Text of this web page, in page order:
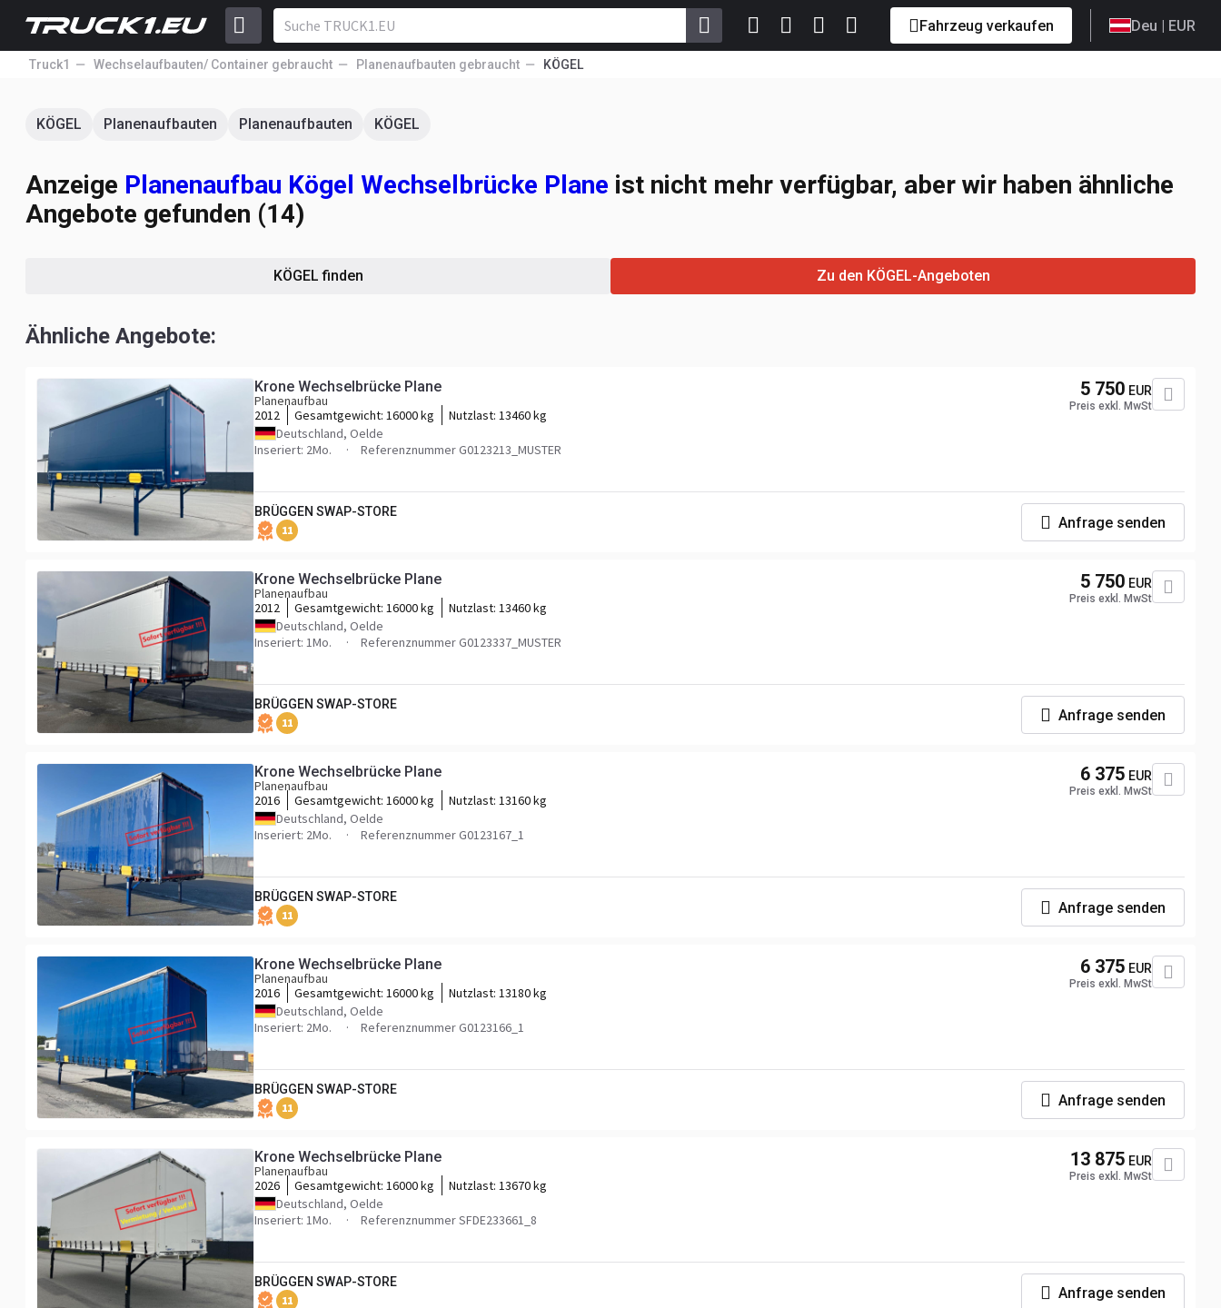
Fahrzeug verkaufen Deu | EUR
Truck1 Wechselaufbauten/ Container gebraucht Planenaufbauten gebraucht KÖGEL
KÖGEL Planenaufbauten Planenaufbauten KÖGEL
Anzeige Planenaufbau Kögel Wechselbrücke Plane ist nicht mehr verfügbar, aber wir haben ähnliche
Angebote gefunden (14)
KÖGEL finden Zu den KÖGEL-Angeboten
Ähnliche Angebote:
Krone Wechselbrücke Plane
Planenaufbau
2012
Gesamtgewicht: 16000 kg Nutzlast: 13460 kg
Deutschland, Oelde
Inseriert: 2Mo.
Referenznummer G0123213_MUSTER
5 750 EUR
Preis exkl. MwSt
BRÜGGEN SWAP-STORE
11 Anfrage senden
Krone Wechselbrücke Plane
Planenaufbau
2012
Gesamtgewicht: 16000 kg Nutzlast: 13460 kg
Deutschland, Oelde
Inseriert: 1Mo.
Referenznummer G0123337_MUSTER
5 750 EUR
Preis exkl. MwSt
BRÜGGEN SWAP-STORE
11 Anfrage senden
Krone Wechselbrücke Plane
Planenaufbau
2016
Gesamtgewicht: 16000 kg Nutzlast: 13160 kg
Deutschland, Oelde
Inseriert: 2Mo.
Referenznummer G0123167_1
6 375 EUR
Preis exkl. MwSt
BRÜGGEN SWAP-STORE
11 Anfrage senden
Krone Wechselbrücke Plane
Planenaufbau
2016
Gesamtgewicht: 16000 kg Nutzlast: 13180 kg
Deutschland, Oelde
Inseriert: 2Mo.
Referenznummer G0123166_1
6 375 EUR
Preis exkl. MwSt
BRÜGGEN SWAP-STORE
11 Anfrage senden
Krone Wechselbrücke Plane
Planenaufbau
2026
Gesamtgewicht: 16000 kg Nutzlast: 13670 kg
Deutschland, Oelde
Inseriert: 1Mo.
Referenznummer SFDE233661_8
13 875 EUR
Preis exkl. MwSt
BRÜGGEN SWAP-STORE
11 Anfrage senden